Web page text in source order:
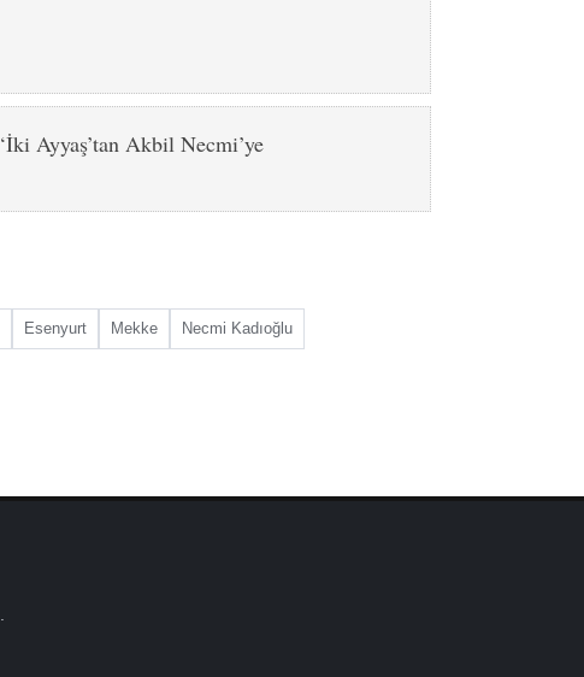
‘İki Ayyaş’tan Akbil Necmi’ye
Esenyurt Mekke Necmi Kadıoğlu